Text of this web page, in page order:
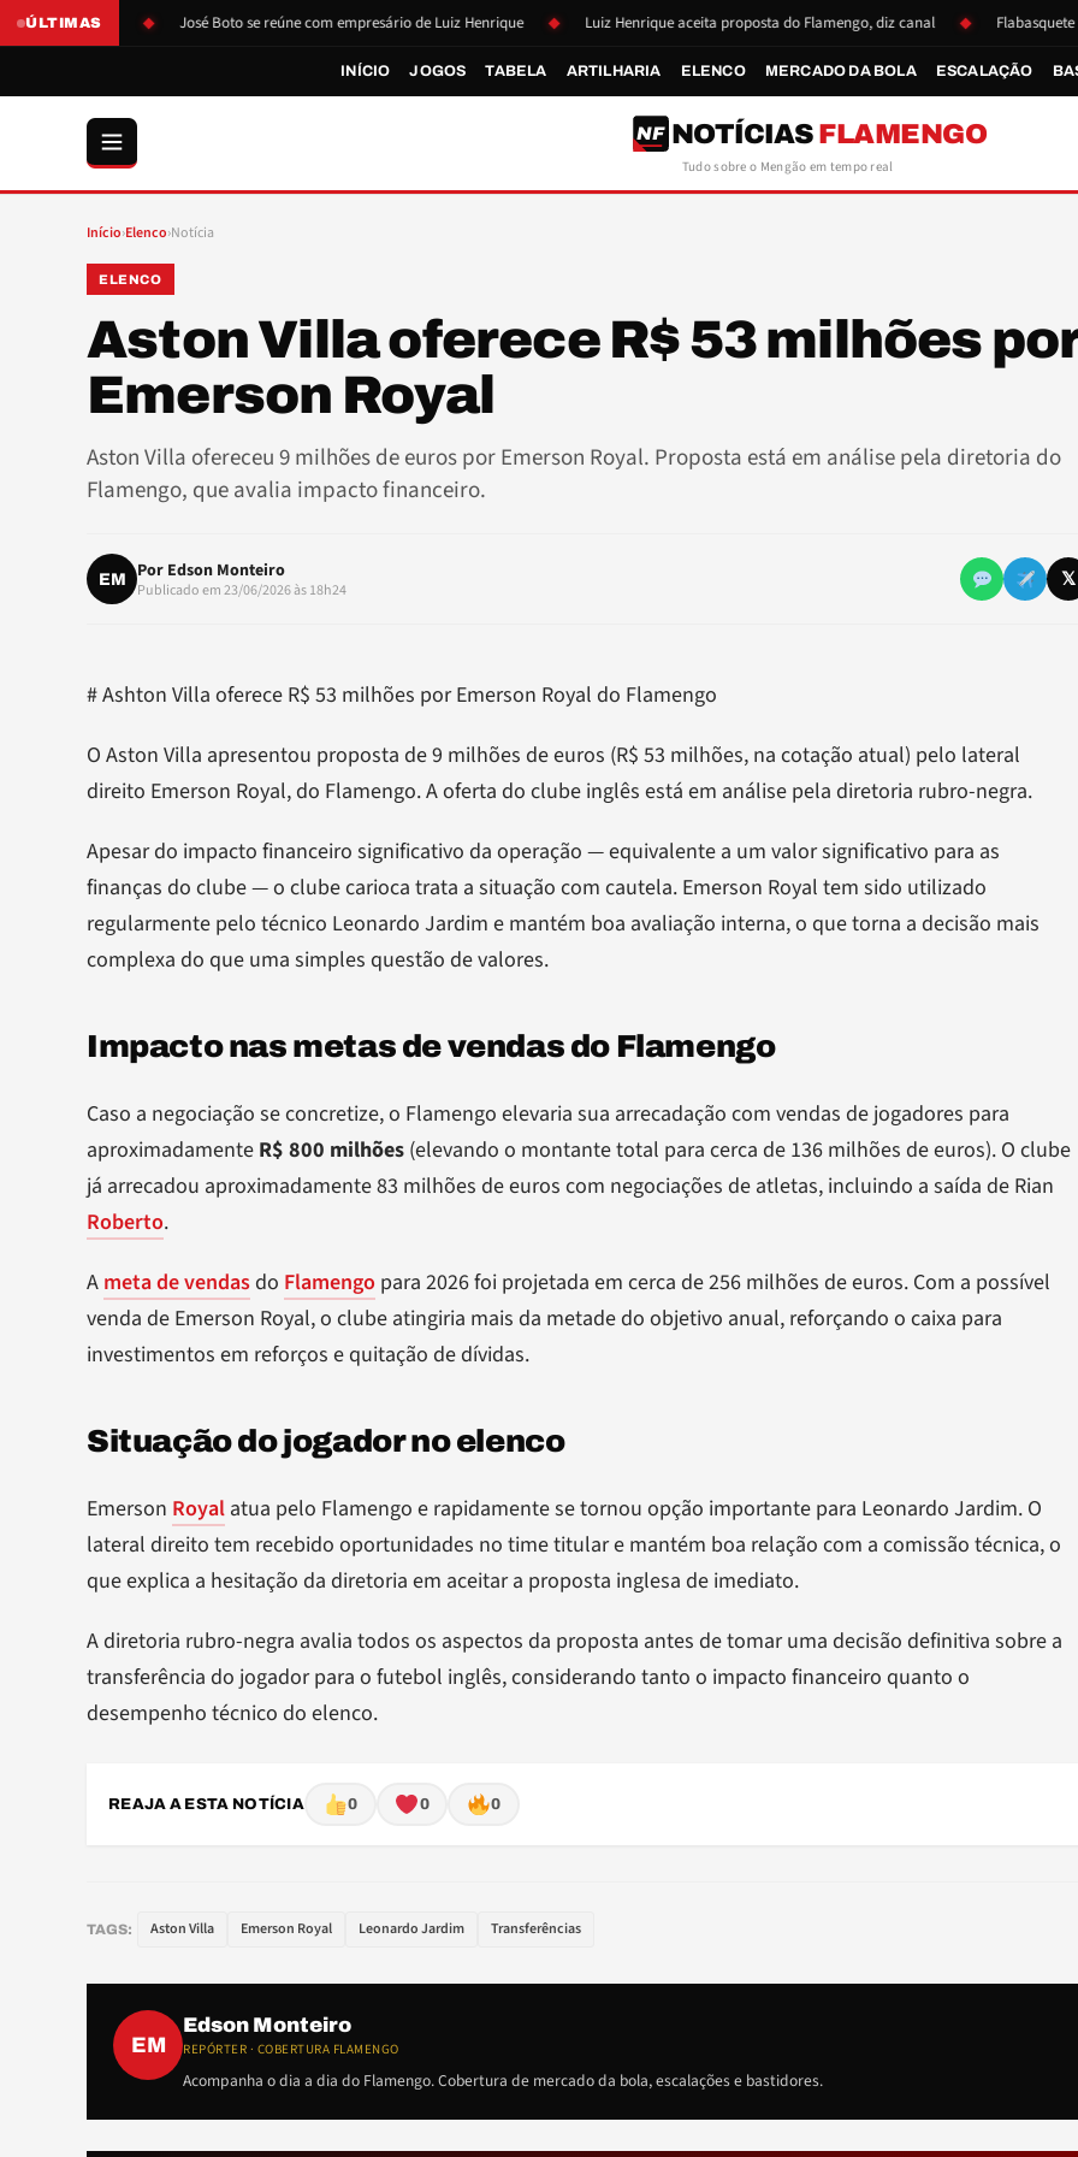
ÚLTIMAS
de Boto José Boto se reúne com empresário de Luiz Henrique Luiz Henrique aceita proposta do Flamengo, diz canal Flabasquete se
INÍCIO JOGOS TABELA ARTILHARIA ELENCO MERCADO DA BOLA ESCALAÇÃO
NF NOTÍCIAS FLAMENGO
Tudo sobre o Mengão em tempo real
Início›Elenco›Notícia
ELENCO
Aston Villa oferece R$ 53 milhões
Emerson Royal
Aston Villa ofereceu 9 milhões de euros por Emerson Royal. Proposta está em análise pela diretoria do
Flamengo, que avalia impacto financeiro.
EM Por Edson Monteiro
Publicado em 23/06/2026 às 18h24
𝕏
# Ashton Villa oferece R$ 53 milhões por Emerson Royal do Flamengo
O Aston Villa apresentou proposta de 9 milhões de euros (R$ 53 milhões, na cotação atual) pelo lateral
direito Emerson Royal, do Flamengo. A oferta do clube inglês está em análise pela diretoria rubro-negra.
Apesar do impacto financeiro significativo da operação — equivalente a um valor significativo para as
finanças do clube — o clube carioca trata a situação com cautela. Emerson Royal tem sido utilizado
regularmente pelo técnico Leonardo Jardim e mantém boa avaliação interna, o que torna a decisão mais
complexa do que uma simples questão de valores.
Impacto nas metas de vendas do Flamengo
Caso a negociação se concretize, o Flamengo elevaria sua arrecadação com vendas de jogadores para
aproximadamente R$ 800 milhões (elevando o montante total para cerca de 136 milhões de euros). O clube
já arrecadou aproximadamente 83 milhões de euros com negociações de atletas, incluindo a saída de Rian
Roberto.
A meta de vendas do Flamengo para 2026 foi projetada em cerca de 256 milhões de euros. Com a possível
venda de Emerson Royal, o clube atingiria mais da metade do objetivo anual, reforçando o caixa para
investimentos em reforços e quitação de dívidas.
Situação do jogador no elenco
Emerson Royal atua pelo Flamengo e rapidamente se tornou opção importante para Leonardo Jardim. O
lateral direito tem recebido oportunidades no time titular e mantém boa relação com a comissão técnica, o
que explica a hesitação da diretoria em aceitar a proposta inglesa de imediato.
A diretoria rubro-negra avalia todos os aspectos da proposta antes de tomar uma decisão definitiva sobre a
transferência do jogador para o futebol inglês, considerando tanto o impacto financeiro quanto o
desempenho técnico do elenco.
REAJA A ESTA NOTÍCIA 0 0 0
TAGS: Aston Villa Emerson Royal Leonardo Jardim Transferências
EM
Edson Monteiro
REPÓRTER · COBERTURA FLAMENGO
Acompanha o dia a dia do Flamengo. Cobertura de mercado da bola, escalações e bastidores.